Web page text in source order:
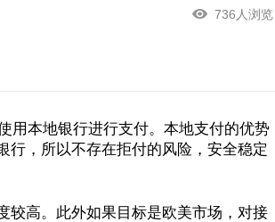
736人浏览
用本地银行进行支付。本地支付的优势
行，所以不存在拒付的风险，安全稳定
较高。此外如果目标是欧美市场，对接